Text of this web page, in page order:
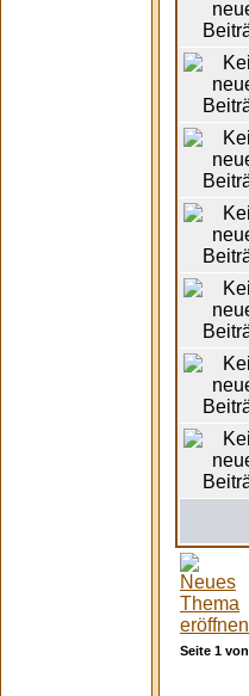
Seite 1 von